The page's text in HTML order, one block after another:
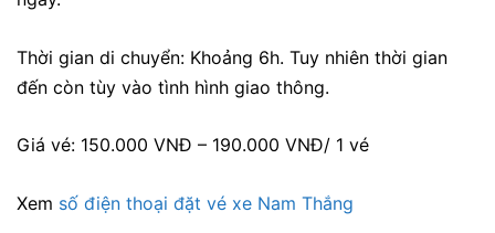
Thời gian di chuyển: Khoảng 6h. Tuy nhiên thời gian
đến còn tùy vào tình hình giao thông.
Giá vé: 150.000 VNĐ – 190.000 VNĐ/ 1 vé
Xem số điện thoại đặt vé xe Nam Thắng